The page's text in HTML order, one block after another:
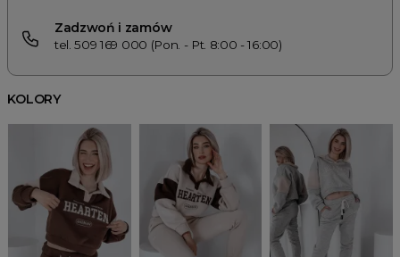
Zadzwoń i zamów
tel. 509 169 000 (Pon. - Pt. 8:00 - 16:00)
KOLORY